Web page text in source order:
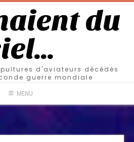
du
d'aviateurs décédés
guerre mondiale
MENU